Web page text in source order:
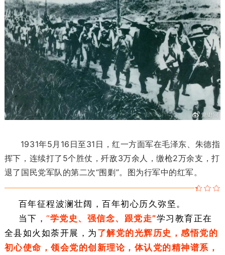
1931年5月16日至31日，红一方面军在毛泽东、朱德指
挥下，连续打了5个胜仗，歼敌3万余人，缴枪2万余支，打
退了国民党军队的第二次“围剿”。图为行军中的红军。
百年征程波澜壮阔，百年初心历久弥坚。
当下，“学党史、强信念、跟党走”学习教育正在
全县如火如荼开展，为 了解党的光辉历史，感悟党的
初心使命，领会党的创新理论，体认党的精神谱系，